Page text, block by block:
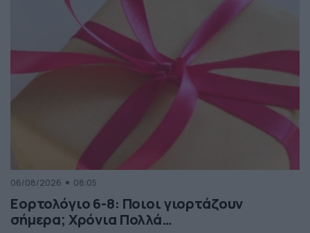
αγώνα της τρίτης προκριματικής φάσης
του Europa League, ΠΑΟΚ-Άντερλεχτ και
πολλές ενισχυμένες αποδόσεις. Δείτε ορισμένες από τις
[…]
06/08/2026 08:05
Εορτολόγιο 6-8: Ποιοι γιορτάζουν
σήμερα; Χρόνια Πολλά…